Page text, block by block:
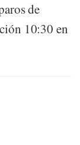
de
10:30 en